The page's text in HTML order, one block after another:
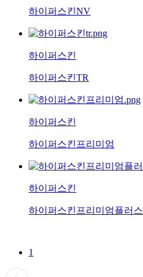
하이퍼스킨NV
하이퍼스킨
하이퍼스킨TR
하이퍼스킨
하이퍼스킨프리미엄
하이퍼스킨
하이퍼스킨프리미엄플러스
1